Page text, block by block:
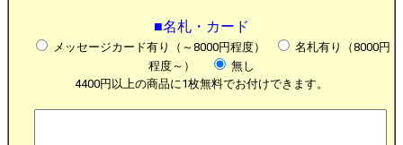
■名札・カード
メッセージカード有り（～8000円程度）
名札有り（8000円
程度～）
無し
4400円以上の商品に1枚無料でお付けできます。